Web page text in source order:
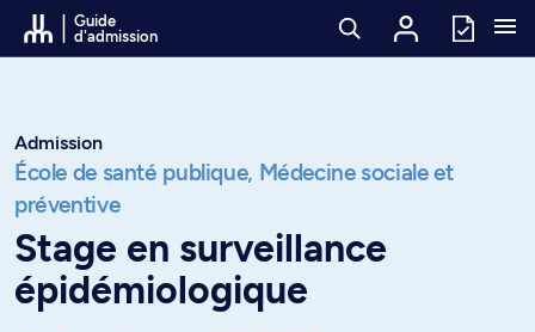
Passer au contenu
Guide
d'admission
Admission
École de santé publique, Médecine sociale et
préventive
Stage en surveillance
épidémiologique